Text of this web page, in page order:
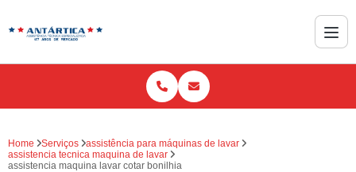
Home Serviços
assistência para máquinas de lavar
assistencia tecnica maquina de lavar
assistencia maquina lavar cotar bonilhia